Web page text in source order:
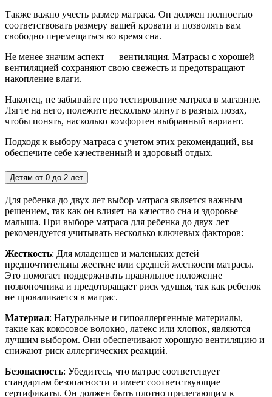
Также важно учесть размер матраса. Он должен полностью
соответствовать размеру вашей кровати и позволять вам
свободно перемещаться во время сна.
Не менее значим аспект — вентиляция. Матрасы с хорошей
вентиляцией сохраняют свою свежесть и предотвращают
накопление влаги.
Наконец, не забывайте про тестирование матраса в магазине.
Лягте на него, полежите несколько минут в разных позах,
чтобы понять, насколько комфортен выбранный вариант.
Подходя к выбору матраса с учетом этих рекомендаций, вы
обеспечите себе качественный и здоровый отдых.
Детям от 0 до 2 лет
Для ребенка до двух лет выбор матраса является важным
решением, так как он влияет на качество сна и здоровье
малыша. При выборе матраса для ребенка до двух лет
рекомендуется учитывать несколько ключевых факторов:
Жесткость: Для младенцев и маленьких детей
предпочтительны жесткие или средней жесткости матрасы.
Это помогает поддерживать правильное положение
позвоночника и предотвращает риск удушья, так как ребенок
не проваливается в матрас.
Материал: Натуральные и гипоаллергенные материалы,
такие как кокосовое волокно, латекс или хлопок, являются
лучшим выбором. Они обеспечивают хорошую вентиляцию и
снижают риск аллергических реакций.
Безопасность: Убедитесь, что матрас соответствует
стандартам безопасности и имеет соответствующие
сертификаты. Он должен быть плотно прилегающим к